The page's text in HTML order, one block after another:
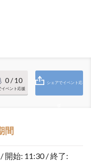
0/ 10
イベント応援
シェアでイベント応
間
開始: 11:30 / 終了: